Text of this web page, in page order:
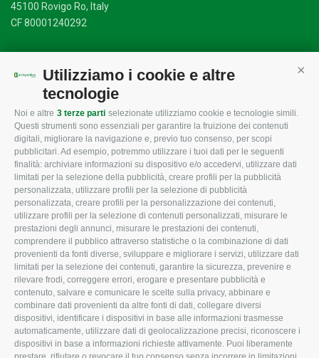
Utilizziamo i cookie e altre
tecnologie
Noi e altre 3 terze parti selezionate utilizziamo cookie e tecnologie simili.
Questi strumenti sono essenziali per garantire la fruizione dei contenuti
digitali, migliorare la navigazione e, previo tuo consenso, per scopi
pubblicitari. Ad esempio, potremmo utilizzare i tuoi dati per le seguenti
finalità: archiviare informazioni su dispositivo e/o accedervi, utilizzare dati
limitati per la selezione della pubblicità, creare profili per la pubblicità
personalizzata, utilizzare profili per la selezione di pubblicità
personalizzata, creare profili per la personalizzazione dei contenuti,
utilizzare profili per la selezione di contenuti personalizzati, misurare le
prestazioni degli annunci, misurare le prestazioni dei contenuti,
comprendere il pubblico attraverso statistiche o la combinazione di dati
provenienti da fonti diverse, sviluppare e migliorare i servizi, utilizzare dati
limitati per la selezione dei contenuti, garantire la sicurezza, prevenire e
rilevare frodi, correggere errori, erogare e presentare pubblicità e
contenuto, salvare e comunicare le scelte sulla privacy, abbinare e
combinare dati provenienti da altre fonti di dati, collegare diversi
dispositivi, identificare i dispositivi in base alle informazioni trasmesse
automaticamente, utilizzare dati di geolocalizzazione precisi, riconoscere i
dispositivi in base a informazioni richieste attivamente. Puoi liberamente
45100 Rovigo Ro, Italy
CF 80001240292
Mappa del sito/Privacy Policy/Cookie Policy
CONFAGRICOLTURA
ROVIGO
L'Associazione
Missione e Progetto
Organigramma aziendale
I Nostri Servizi
Uffici della Sede provinciale
Le Sedi di Zona
Agricoltori S.r.l.
Whistleblowing
Confagricoltura Rovigo e
Agricoltori srl
CONFAGRICOLTURA
INFORMA
Tecnico
Fiscale
Lavoro
Ambiente
Associazione
CONFAGRICOLTURA ATTIVA
Notizie in evidenza
Eventi